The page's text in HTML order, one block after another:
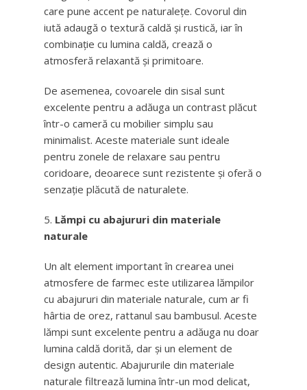
care pune accent pe naturalețe. Covorul din
iută adaugă o textură caldă și rustică, iar în
combinație cu lumina caldă, crează o
atmosferă relaxantă și primitoare.
De asemenea, covoarele din sisal sunt
excelente pentru a adăuga un contrast plăcut
într-o cameră cu mobilier simplu sau
minimalist. Aceste materiale sunt ideale
pentru zonele de relaxare sau pentru
coridoare, deoarece sunt rezistente și oferă o
senzație plăcută de naturalete.
Lămpi cu abajururi din materiale
naturale
Un alt element important în crearea unei
atmosfere de farmec este utilizarea lămpilor
cu abajururi din materiale naturale, cum ar fi
hârtia de orez, rattanul sau bambusul. Aceste
lămpi sunt excelente pentru a adăuga nu doar
lumina caldă dorită, dar și un element de
design autentic. Abajururile din materiale
naturale filtrează lumina într-un mod delicat,